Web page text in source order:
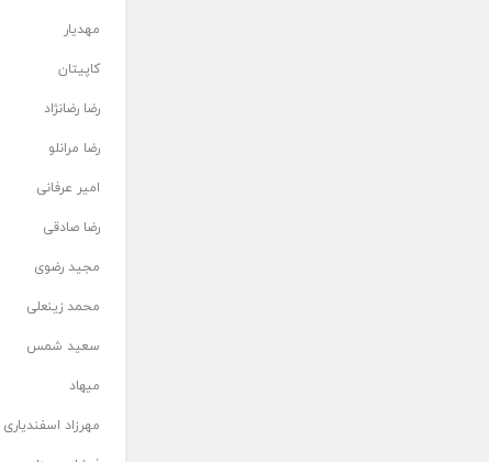
مهدیار
کاپیتان
رضا رضانژاد
رضا مرانلو
امیر عرفانی
رضا صادقی
مجید رضوی
محمد زینعلی
سعید شمس
میهاد
مهرزاد اسفندیاری